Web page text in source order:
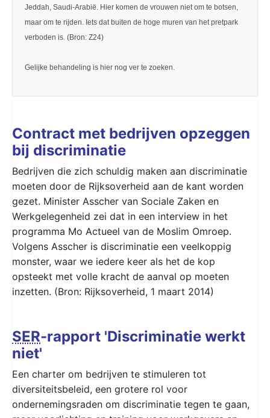
Jeddah, Saudi-Arabië. Hier komen de vrouwen niet om te botsen,
maar om te rijden. Iets dat buiten de hoge muren van het pretpark
verboden is. (Bron: Z24)
Gelijke behandeling is hier nog ver te zoeken.
Contract met bedrijven opzeggen
bij discriminatie
Bedrijven die zich schuldig maken aan discriminatie
moeten door de Rijksoverheid aan de kant worden
gezet. Minister Asscher van Sociale Zaken en
Werkgelegenheid zei dat in een interview in het
programma Mo Actueel van de Moslim Omroep.
Volgens Asscher is discriminatie een veelkoppig
monster, waar we iedere keer als het de kop
opsteekt met volle kracht de aanval op moeten
inzetten. (Bron: Rijksoverheid, 1 maart 2014)
SER-rapport 'Discriminatie werkt
niet'
Een charter om bedrijven te stimuleren tot
diversiteitsbeleid, een grotere rol voor
ondernemingsraden om discriminatie tegen te gaan,